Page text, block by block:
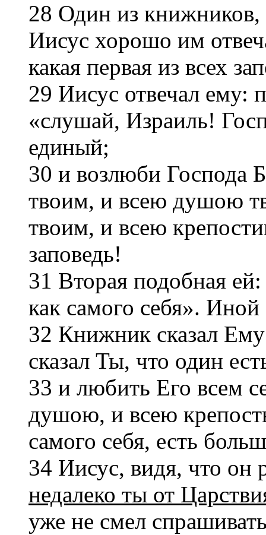
28 Один из
Иисус хорошо им
какая первая из всех
29 Иисус отвечал ему:
«слушай, Израиль!
единый;
30 и возлюби Господа
твоим, и всею душою
твоим, и всею
заповедь!
31 Вторая подобная
как самого себя».
32 Книжник сказал
сказал Ты, что один
33 и любить Его всем
душою, и всею
самого себя, есть
34 Иисус, видя, что он
недалеко ты от
уже не смел